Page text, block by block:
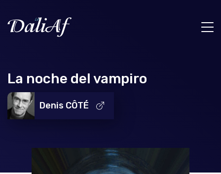
La noche del vampiro
Denis CÔTÉ